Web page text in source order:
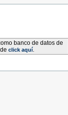
banco de datos de
click aquí.